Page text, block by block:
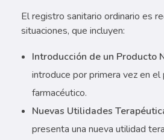
El registro sanitario ordinario es
situaciones, que incluyen:
Introducción de un Producto
introduce por primera vez en el
farmacéutico.
Nuevas Utilidades
presenta una nueva utilidad